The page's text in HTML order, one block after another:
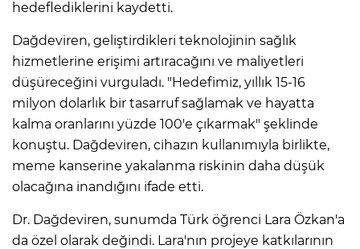
hedeflediklerini kaydetti.
Dağdeviren, geliştirdikleri teknolojinin sağlık
hizmetlerine erişimi artıracağını ve maliyetleri
düşüreceğini vurguladı. "Hedefimiz, yıllık 15-16
milyon dolarlık bir tasarruf sağlamak ve hayatta
kalma oranlarını yüzde 100'e çıkarmak" şeklinde
konuştu. Dağdeviren, cihazın kullanımıyla birlikte,
meme kanserine yakalanma riskinin daha düşük
olacağına inandığını ifade etti.
Dr. Dağdeviren, sunumda Türk öğrenci Lara Özkan'a
da özel olarak değindi. Lara'nın projeye katkılarının